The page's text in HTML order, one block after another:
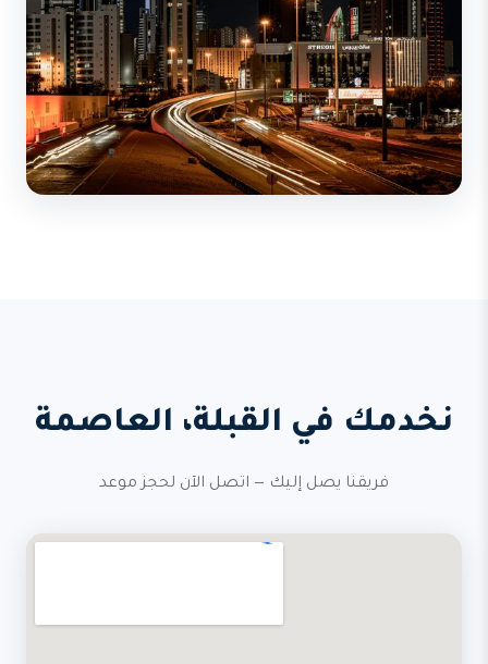
نخدمك في القبلة، العاصمة
فريقنا يصل إليك — اتصل الآن لحجز موعد